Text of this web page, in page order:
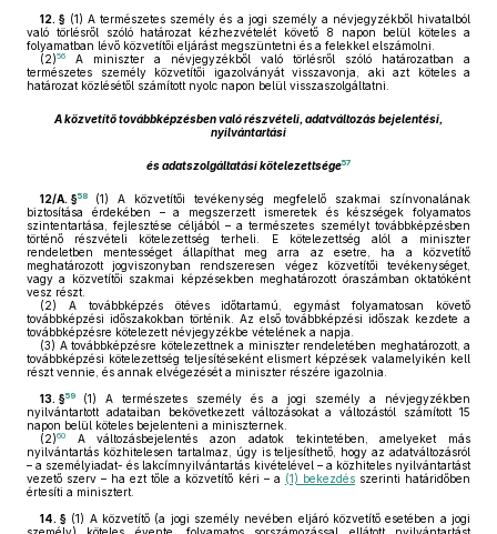
12. § (1) A természetes személy és a jogi személy a névjegyzékből hivatalból
való törlésről szóló határozat kézhezvételét követő 8 napon belül köteles a
folyamatban lévő közvetítői eljárást megszüntetni és a felekkel elszámolni.
(2)56
A miniszter a névjegyzékből való törlésről szóló határozatban a
természetes személy közvetítői igazolványát visszavonja, aki azt köteles a
határozat közlésétől számított nyolc napon belül visszaszolgáltatni.
A közvetítő továbbképzésben való részvételi, adatváltozás bejelentési,
nyilvántartási
és adatszolgáltatási kötelezettsége57
12/A. §58 (1) A közvetítői tevékenység megfelelő szakmai színvonalának
biztosítása érdekében – a megszerzett ismeretek és készségek folyamatos
szintentartása, fejlesztése céljából – a természetes személyt továbbképzésben
történő részvételi kötelezettség terheli. E kötelezettség alól a miniszter
rendeletben mentességet állapíthat meg arra az esetre, ha a közvetítő
meghatározott jogviszonyban rendszeresen végez közvetítői tevékenységet,
vagy a közvetítői szakmai képzésekben meghatározott óraszámban oktatóként
vesz részt.
(2) A továbbképzés ötéves időtartamú, egymást folyamatosan követő
továbbképzési időszakokban történik. Az első továbbképzési időszak kezdete a
továbbképzésre kötelezett névjegyzékbe vételének a napja.
(3) A továbbképzésre kötelezettnek a miniszter rendeletében meghatározott, a
továbbképzési kötelezettség teljesítéseként elismert képzések valamelyikén kell
részt vennie, és annak elvégezését a miniszter részére igazolnia.
13. §59 (1) A természetes személy és a jogi személy a névjegyzékben
nyilvántartott adataiban bekövetkezett változásokat a változástól számított 15
napon belül köteles bejelenteni a miniszternek.
(2)60
A változásbejelentés azon adatok tekintetében, amelyeket más
nyilvántartás közhitelesen tartalmaz, úgy is teljesíthető, hogy az adatváltozásról
– a személyiadat- és lakcímnyilvántartás kivételével – a közhiteles nyilvántartást
vezető szerv – ha ezt tőle a közvetítő kéri – a (1) bekezdésszerinti határidőben
értesíti a minisztert.
14. § (1) A közvetítő (a jogi személy nevében eljáró közvetítő esetében a jogi